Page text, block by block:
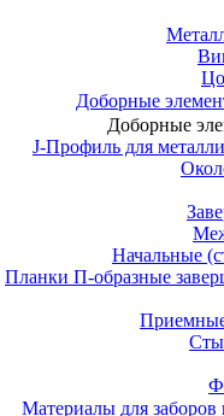
Доборные
Доборные
J-Профиль для
Начальные
Планки П-образные
Материалы для заборов